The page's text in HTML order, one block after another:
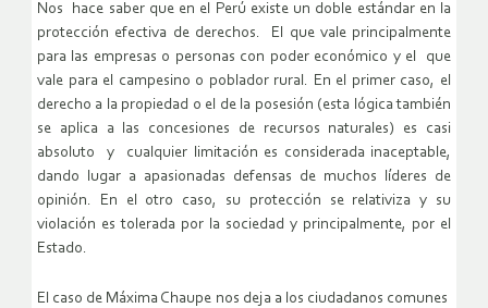
Nos hace saber que en el Perú existe un doble estándar en la
protección efectiva de derechos. El que vale principalmente
para las empresas o personas con poder económico y el que
vale para el campesino o poblador rural. En el primer caso, el
derecho a la propiedad o el de la posesión (esta lógica también
se aplica a las concesiones de recursos naturales) es casi
absoluto y cualquier limitación es considerada inaceptable,
dando lugar a apasionadas defensas de muchos líderes de
opinión. En el otro caso, su protección se relativiza y su
violación es tolerada por la sociedad y principalmente, por el
Estado.
El caso de Máxima Chaupe nos deja a los ciudadanos comunes